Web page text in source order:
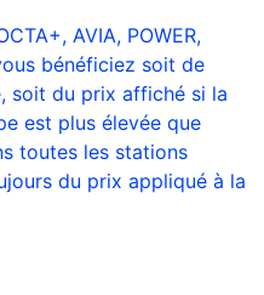
AVIA, POWER,
bénéficiez soit de
soit du prix affiché si la
est plus élevée que
toutes les stations
du prix appliqué à la